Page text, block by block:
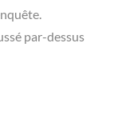
par-dessus